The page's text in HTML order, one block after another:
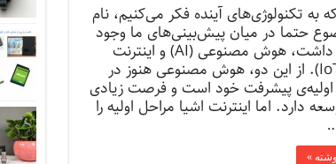
به تکنولوژی‌های آینده فکر می‌کنیم، نام
حتما در میان پیش‌بینی‌های ما وجود
خواهد داشت، هوش مصنوعی (AI) و اینترنت
اشیا (IoT). از این دو، هوش مصنوعی هنوز در
اولیه‌ی پیشرفت خود است و فرصت زیادی
دارد. اما اینترنت اشیا مراحل اولیه را
»